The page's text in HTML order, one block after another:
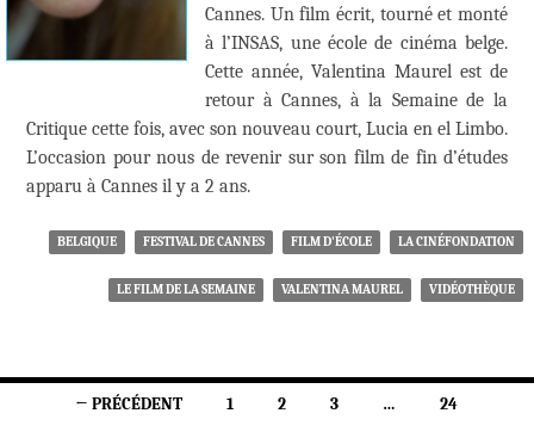
Cannes. Un film écrit, tourné et monté
à l’INSAS, une école de cinéma belge.
Cette année, Valentina Maurel est de
retour à Cannes, à la Semaine de la
Critique cette fois, avec son nouveau court, Lucia en el Limbo.
L’occasion pour nous de revenir sur son film de fin d’études
apparu à Cannes il y a 2 ans.
BELGIQUE FESTIVAL DE CANNES FILM D'ÉCOLE LA CINÉFONDATION
LE FILM DE LA SEMAINE VALENTINA MAUREL VIDÉOTHÈQUE
Navigation← PRÉCÉDENT 1 2 3 … 24